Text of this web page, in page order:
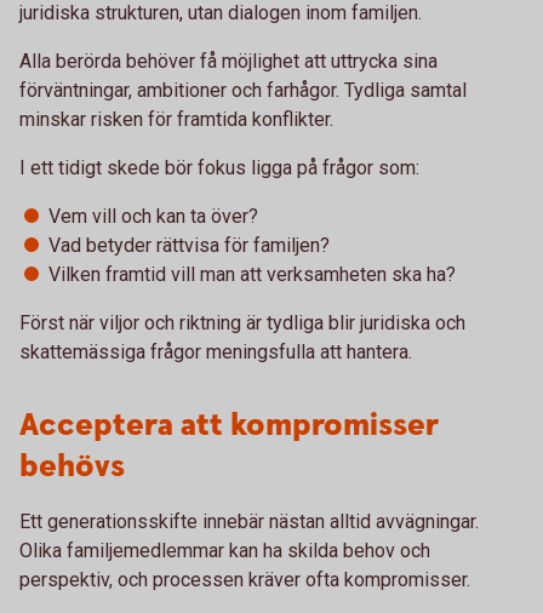
juridiska strukturen, utan dialogen inom familjen.
Alla berörda behöver få möjlighet att uttrycka sina
förväntningar, ambitioner och farhågor. Tydliga samtal
minskar risken för framtida konflikter.
I ett tidigt skede bör fokus ligga på frågor som:
Vem vill och kan ta över?
Vad betyder rättvisa för familjen?
Vilken framtid vill man att verksamheten ska ha?
Först när viljor och riktning är tydliga blir juridiska och
skattemässiga frågor meningsfulla att hantera.
Acceptera att kompromisser
behövs
Ett generationsskifte innebär nästan alltid avvägningar.
Olika familjemedlemmar kan ha skilda behov och
perspektiv, och processen kräver ofta kompromisser.